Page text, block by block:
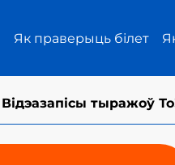
Як праверыць білет
Відэазапісы тыражоў